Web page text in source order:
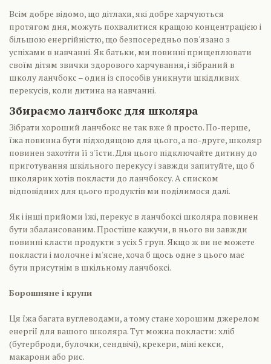
Всім добре відомо, що дітлахи, які добре харчуються
протягом дня, можуть похвалитися кращою концентрацією і
більшою енергійністю, що безпосередньо пов'язано з
успіхами в навчанні. Як батьки, ми повинні прищеплювати
своїм дітям звички здорового харчування, і зібраний в
школу ланчбокс – один із способів уникнути шкідливих
перекусів, коли дитина на навчанні.
Збираємо ланчбокс для школяра
Зібрати хороший ланчбокс не так вже й просто. По-перше,
їжа повинна бути підходящою для цього, а по-друге, школяр
повинен захотіти її з'їсти. Для цього підключайте дитину до
приготування шкільного перекусу і завжди запитуйте, що б
школярик хотів покласти до ланчбоксу. А списком
відповідних для цього продуктів ми поділимося далі.
Як і інші прийоми їжі, перекус в ланчбоксі школяра повинен
бути збалансованим. Простіше кажучи, в нього ви завжди
повинні класти продукти з усіх 5 груп. Якщо ж ви не можете
покласти і молочне і м'ясне, хоча б щось одне з цього має
бути присутнім в шкільному ланчбоксі.
Борошняне і крупи
Ця їжа багата вуглеводами, а тому стане хорошим джерелом
енергії для вашого школяра. Тут можна покласти: хліб
(бутерброди, булочки, сендвічі), крекери, міні кекси,
макарони або рис.